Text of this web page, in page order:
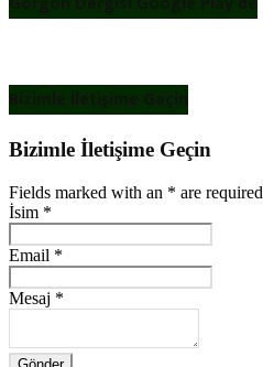
Bizimle İletişime Geçin
Bizimle İletişime Geçin
Fields marked with an * are required
İsim *
Email *
Mesaj *